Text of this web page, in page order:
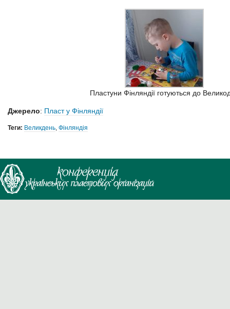
Пластуни Фінляндії готуються до
Джерело: Пласт у Фінляндії
Теги: Великдень, Фінляндія